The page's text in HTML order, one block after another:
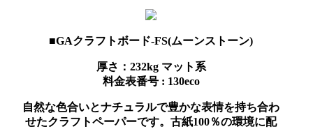
■GAクラフトボード-FS(ムーンストーン)
厚さ：232kg マット系
料金表番号 : 130eco
自然な色合いとナチュラルで豊かな表情を持ち合わ
せたクラフトペーパーです。古紙100％の環境に配